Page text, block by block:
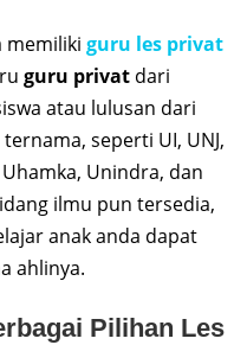
memiliki guru les privat
guru privat dari
atau lulusan dari
seperti UI, UNJ,
Uhamka, Unindra, dan
ilmu pun tersedia,
anak anda dapat
ahlinya.
Pilihan Les